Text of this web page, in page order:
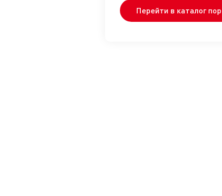
Перейти в каталог